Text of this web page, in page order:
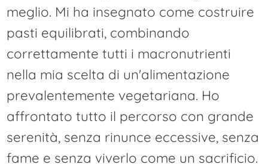
meglio. Mi ha insegnato come costruire
pasti equilibrati, combinando
correttamente tutti i macronutrienti
nella mia scelta di un'alimentazione
prevalentemente vegetariana. Ho
affrontato tutto il percorso con grande
serenità, senza rinunce eccessive, senza
fame e senza viverlo come un sacrificio.